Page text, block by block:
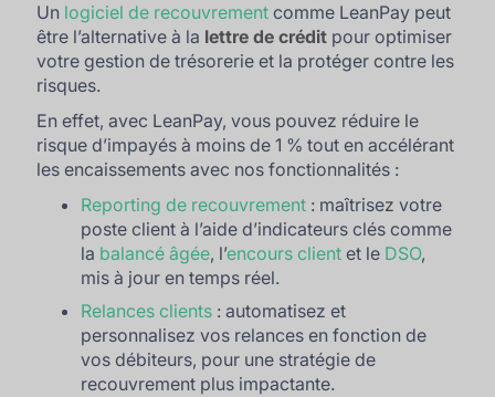
Un logiciel de recouvrement comme LeanPay peut
être l’alternative à la lettre de crédit pour optimiser
votre gestion de trésorerie et la protéger contre les
risques.
En effet, avec LeanPay, vous pouvez réduire le
risque d’impayés à moins de 1 % tout en accélérant
les encaissements avec nos fonctionnalités :
Reporting de recouvrement : maîtrisez votre
poste client à l’aide d’indicateurs clés comme
la balancé âgée, l’encours client et le DSO,
mis à jour en temps réel.
Relances clients : automatisez et
personnalisez vos relances en fonction de
vos débiteurs, pour une stratégie de
recouvrement plus impactante.